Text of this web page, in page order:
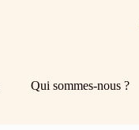
Qui sommes-nous ?
Blog
sidebar
Rechercher